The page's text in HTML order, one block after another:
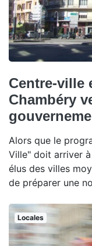
Centre-ville
Chambéry
Alors que le
Ville" doit arriver
élus des villes
de préparer une
Locales